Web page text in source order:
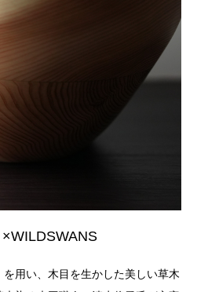
用い、木目を生かした美しい草木